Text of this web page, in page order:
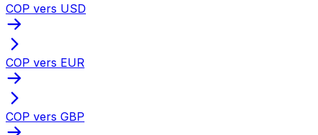
COP vers USD
COP vers EUR
COP vers GBP